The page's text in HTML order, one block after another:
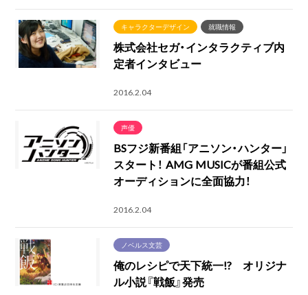
キャラクターデザイン 就職情報
株式会社セガ・インタラクティブ内
定者インタビュー
2016.2.04
声優
BSフジ新番組「アニソン・ハンター」
スタート！ AMG MUSICが番組公式
オーディションに全面協力！
2016.2.04
ノベルス文芸
俺のレシピで天下統一!? オリジナ
ル小説『戦飯』発売